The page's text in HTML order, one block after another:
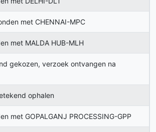
met CHENNAI-MPC
met MALDA HUB-MLH
gekozen, verzoek ontvangen na
ophalen
met GOPALGANJ PROCESSING-GPP